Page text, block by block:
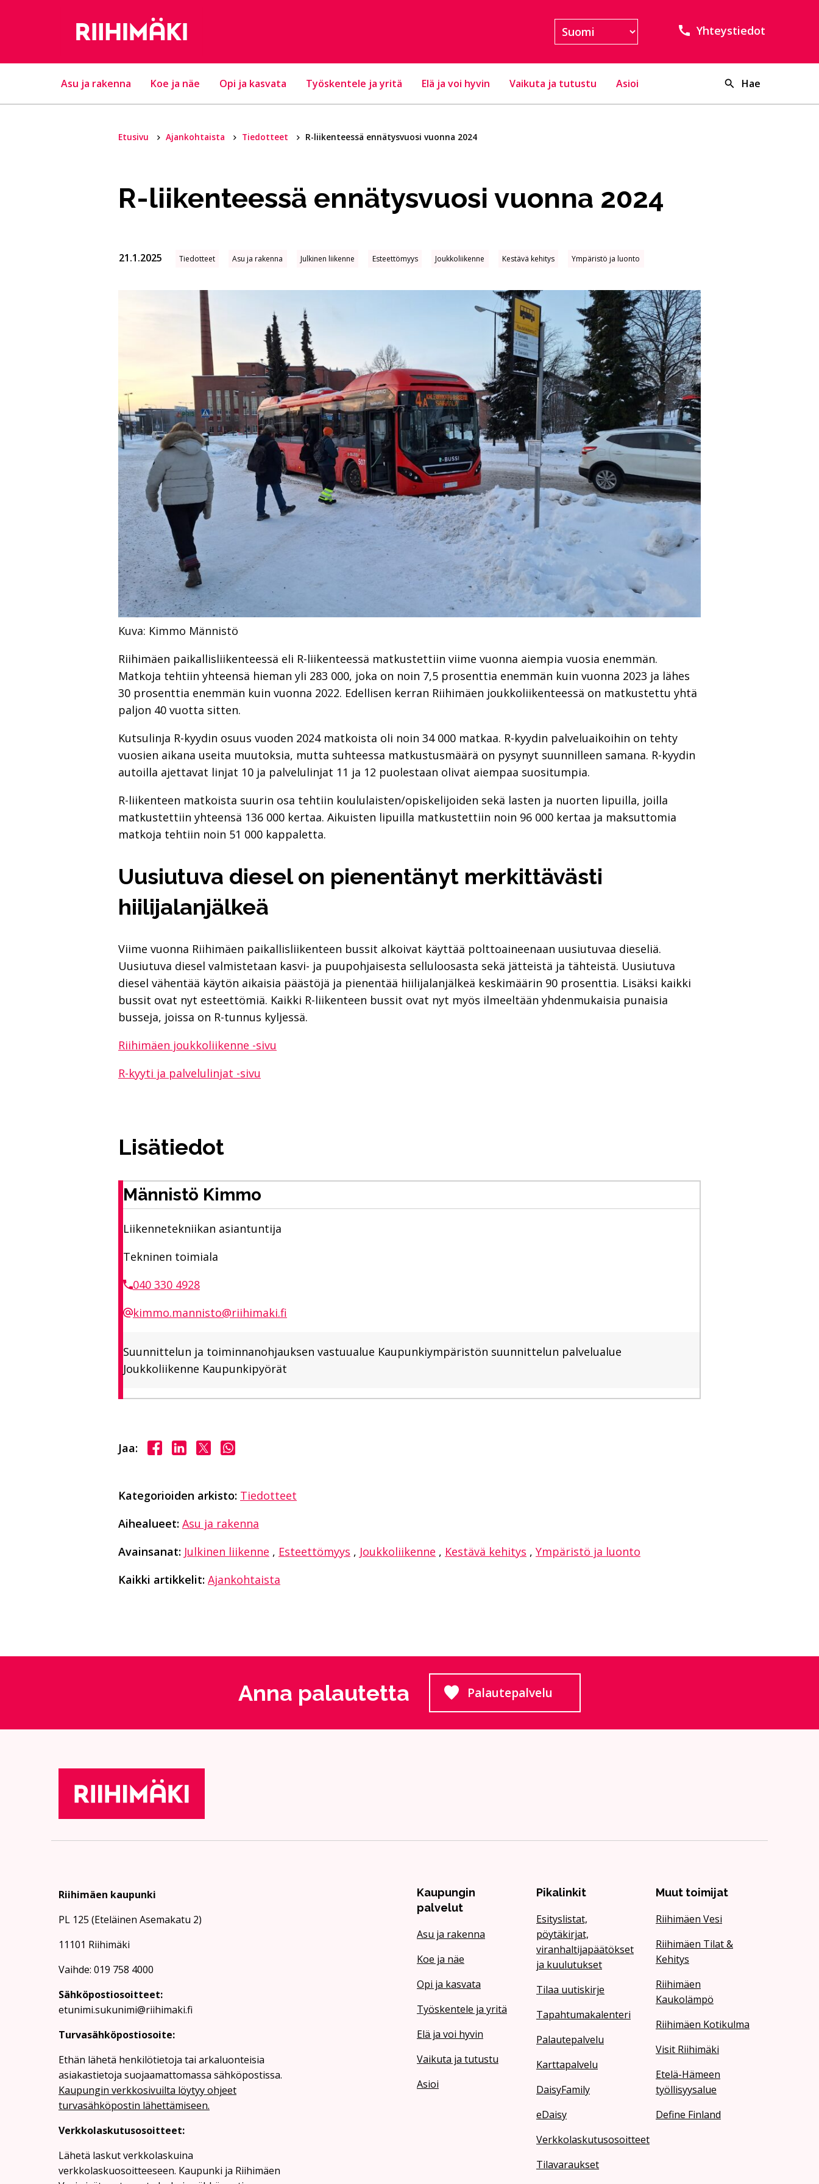
Yhteystiedot
Asu ja rakenna Koe ja näe Opi ja kasvata Työskentele ja yritä Elä ja voi hyvin Vaikuta ja tutustu Asioi Hae
Etusivu Ajankohtaista Tiedotteet R-liikenteessä ennätysvuosi vuonna 2024
R-liikenteessä ennätysvuosi vuonna 2024
21.1.2025 Tiedotteet Asu ja rakenna Julkinen liikenne Esteettömyys Joukkoliikenne Kestävä kehitys Ympäristö ja luonto
Kuva: Kimmo Männistö
Riihimäen paikallisliikenteessä eli R-liikenteessä matkustettiin viime vuonna aiempia vuosia enemmän.
Matkoja tehtiin yhteensä hieman yli 283 000, joka on noin 7,5 prosenttia enemmän kuin vuonna 2023 ja lähes
30 prosenttia enemmän kuin vuonna 2022. Edellisen kerran Riihimäen joukkoliikenteessä on matkustettu yhtä
paljon 40 vuotta sitten.
Kutsulinja R-kyydin osuus vuoden 2024 matkoista oli noin 34 000 matkaa. R-kyydin palveluaikoihin on tehty
vuosien aikana useita muutoksia, mutta suhteessa matkustusmäärä on pysynyt suunnilleen samana. R-kyydin
autoilla ajettavat linjat 10 ja palvelulinjat 11 ja 12 puolestaan olivat aiempaa suositumpia.
R-liikenteen matkoista suurin osa tehtiin koululaisten/opiskelijoiden sekä lasten ja nuorten lipuilla, joilla
matkustettiin yhteensä 136 000 kertaa. Aikuisten lipuilla matkustettiin noin 96 000 kertaa ja maksuttomia
matkoja tehtiin noin 51 000 kappaletta.
Uusiutuva diesel on pienentänyt merkittävästi
hiilijalanjälkeä
Viime vuonna Riihimäen paikallisliikenteen bussit alkoivat käyttää polttoaineenaan uusiutuvaa dieseliä.
Uusiutuva diesel valmistetaan kasvi- ja puupohjaisesta selluloosasta sekä jätteistä ja tähteistä. Uusiutuva
diesel vähentää käytön aikaisia päästöjä ja pienentää hiilijalanjälkeä keskimäärin 90 prosenttia. Lisäksi kaikki
bussit ovat nyt esteettömiä. Kaikki R-liikenteen bussit ovat nyt myös ilmeeltään yhdenmukaisia punaisia
busseja, joissa on R-tunnus kyljessä.
Riihimäen joukkoliikenne -sivu
R-kyyti ja palvelulinjat -sivu
Lisätiedot
Männistö Kimmo
Liikennetekniikan asiantuntija
Tekninen toimiala
040 330 4928
kimmo.mannisto@riihimaki.fi
Suunnittelun ja toiminnanohjauksen vastuualue Kaupunkiympäristön suunnittelun palvelualue
Joukkoliikenne Kaupunkipyörät
Jaa: Jaa Facebookissa
Jaa LinkedInissä
Jaa X:ssäJaa WhasAppissa
Kategorioiden arkisto: Tiedotteet
Aihealueet: Asu ja rakenna
Avainsanat: Julkinen liikenne , Esteettömyys , Joukkoliikenne , Kestävä kehitys , Ympäristö ja luonto
Kaikki artikkelit: Ajankohtaista
Anna palautetta Palautepalvelu
Siirtyy ulkoiselle sivustolle
Riihimäen kaupunki
PL 125 (Eteläinen Asemakatu 2)
11101 Riihimäki
Vaihde: 019 758 4000
Sähköpostiosoitteet:
etunimi.sukunimi@riihimaki.fi
Turvasähköpostiosoite:
Ethän lähetä henkilötietoja tai arkaluonteisia
asiakastietoja suojaamattomassa sähköpostissa.
Kaupungin verkkosivuilta löytyy ohjeet
turvasähköpostin lähettämiseen.
Verkkolaskutusosoitteet:
Lähetä laskut verkkolaskuina
verkkolaskuosoitteeseen. Kaupunki ja Riihimäen
Kaupungin
palvelut
Asu ja rakenna
Koe ja näe
Opi ja kasvata
Työskentele ja yritä
Elä ja voi hyvin
Vaikuta ja tutustu
Asioi
Pikalinkit
Esityslistat,
pöytäkirjat,
viranhaltijapäätökset
ja kuulutukset
Tilaa uutiskirje
Tapahtumakalenteri
Palautepalvelu
Karttapalvelu
DaisyFamily
eDaisy
Verkkolaskutusosoitteet
Tilavaraukset
Muut toimijat
Riihimäen Vesi
Riihimäen Tilat &
Kehitys
Riihimäen
Kaukolämpö
Riihimäen Kotikulma
Visit Riihimäki
Etelä-Hämeen
työllisyysalue
Define Finland